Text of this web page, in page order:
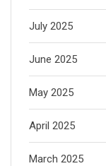
July 2025
June 2025
May 2025
April 2025
March 2025